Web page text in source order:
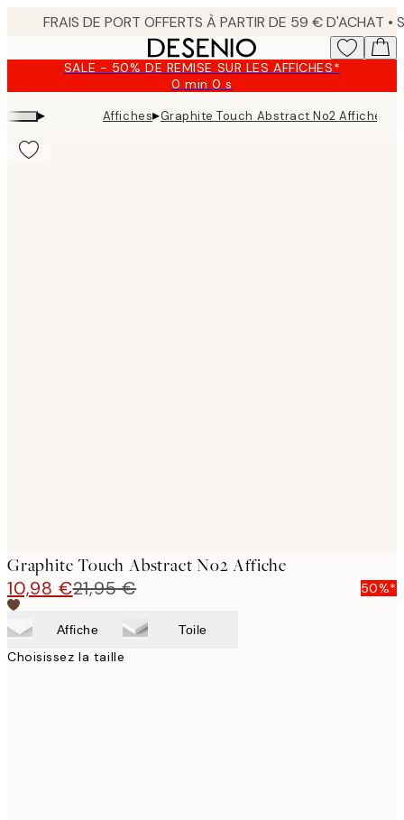
content.SALE - 50% DE REMISE SUR LES AFFICHES*
0 min0 s
Valable
jusqu'au
:
▸ Affiches▸Graphite Touch Abstract No2 Affiche
Graphite Touch Abstract No2 Affiche
10,98 €21,95 € 50%*
Affiche Toile
Choisissez la taille